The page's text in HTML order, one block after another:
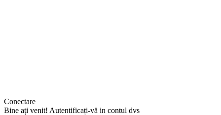
Conectare
Bine ați venit! Autentificați-vă in contul dvs